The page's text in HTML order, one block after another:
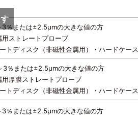
％または±2.5μmの大きな値の方
ストレートプローブ
トディスク（非磁性金属用）・ハードケース
％または±2.5μmの大きな値の方
厚膜ストレートプローブ
トディスク（非磁性金属用）・ハードケース
％または±2.5μmの大きな値の方